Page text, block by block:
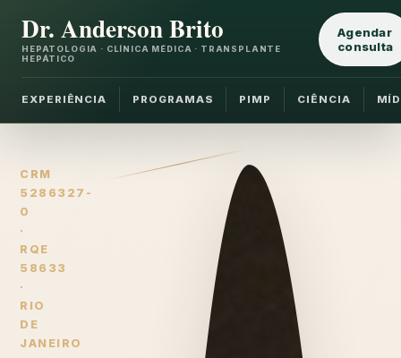
Dr. Anderson Brito
HEPATOLOGIA · CLÍNICA MÉDICA · TRANSPLANTE
HEPÁTICO
EXPERIÊNCIA PROGRAMAS PIMP CIÊNCIA
Agendar
consulta
CRM
5286327-
0
·
RQE
58633
·
RIO
DE
JANEIRO